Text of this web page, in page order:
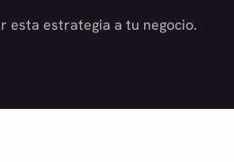
esta estrategia a tu negocio.